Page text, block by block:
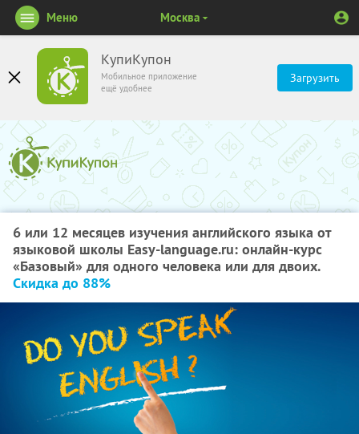
КупиКупон
Мобильное приложение
ещё удобнее
Загрузить
Меню Москва
6 или 12 месяцев изучения английского языка от
языковой школы Easy-language.ru: онлайн-курс
«Базовый» для одного человека или для двоих.
Скидка до 88%